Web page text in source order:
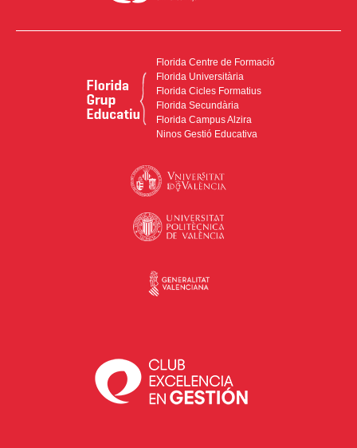
Florida Centre de Formació
Florida Universitària
Florida Cicles Formatius
Florida Secundària
Florida Campus Alzira
Ninos Gestió Educativa